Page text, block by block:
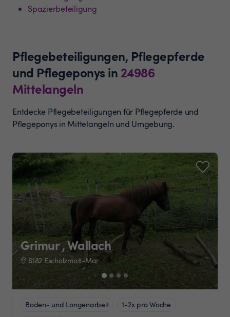
Spazierbeteiligung
Pflegebeteiligungen, Pflegepferde
und Pflegeponys in 24986
Mittelangeln
Entdecke Pflegebeteiligungen für Pflegepferde und
Pflegeponys in Mittelangeln und Umgebung.
Grimur , Wallach
6182 Escholzmatt-Marbach
Boden- und Longenarbeit
1-2x pro Woche